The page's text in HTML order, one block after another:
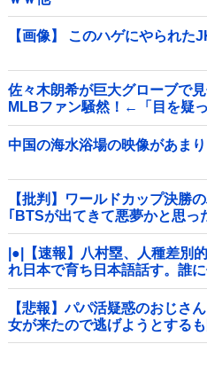
【画像】 このハゲにやられ
佐々木朗希が巨大グローブで
MLBファン騒然！←「目を疑
中国の海水浴場の映像があまり
【批判】ワールドカップ決勝
｢BTSが出てきて悪夢かと思っ
|●|【速報】八村塁、人種差別
れ日本で育ち日本語話す。誰
日本人であるプライドがある」
【悲報】パパ活疑惑のおじさ
女が来たので逃げようとする
になっているところを激写さ